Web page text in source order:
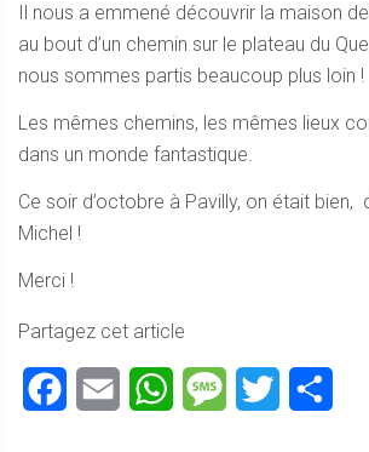
Il nous a emmené découvrir la maison
au bout d’un chemin sur le plateau du
nous sommes partis beaucoup plus loin !
Les mêmes chemins, les mêmes lieux
dans un monde fantastique.
Ce soir d’octobre à Pavilly, on était bien,
Michel !
Merci !
Partagez cet article
Facebook
Email WhatsAppMessageTwitter